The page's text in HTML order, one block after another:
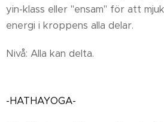
yin-klass eller "ensam" för att
energi i kroppens alla delar.
Nivå: Alla kan delta.
-HATHAYOGA-